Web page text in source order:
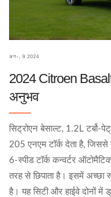
अग॰, 9 2024
2024 Citroen
अनुभव
सिट्रोएन बेसाल्ट, 1.2L टर्बो-
205 एनएम टॉर्क देता है, जिससे
6-स्पीड टॉर्क कन्वर्टर
तरह से छिपाता है। इसमें अच्छा
है। यह सिटी और हाईवे दोनों में